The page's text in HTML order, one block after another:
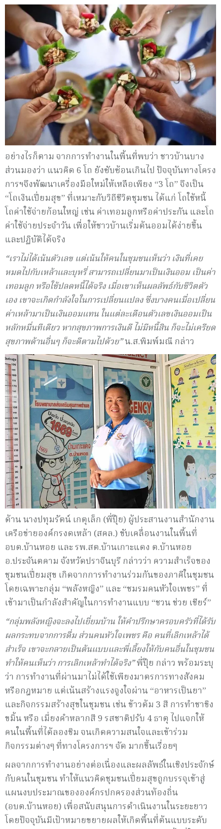
อย่างไรก็ตาม จากการทำงานในพื้นที่พบว่า ชาวบ้านบาง
ส่วนมองว่า แนวคิด 6 โถ ยังซับซ้อนเกินไป ปัจจุบันทางโครง
การฯจึงพัฒนาเครื่องมือใหม่ให้เหลือเพียง “3 โถ” จึงเป็น
“โถเงินเปี่ยมสุข” ที่เหมาะกับวิถีชีวิตชุมชน ได้แก่ โถใช้หนี้
โถค่าใช้จ่ายก้อนใหญ่ เช่น ค่าเทอมลูกหรือค่าประกัน และโถ
ค่าใช้จ่ายประจำวัน เพื่อให้ชาวบ้านเริ่มต้นออมได้ง่ายขึ้น
และปฏิบัติได้จริง
“เราไม่ได้เน้นตัวเลข แต่เน้นให้คนในชุมชนเห็นว่า เงินที่เคย
หมดไปกับเหล้าและบุหรี่ สามารถเปลี่ยนมาเป็นเงินออม เป็นค่า
เทอมลูก หรือใช้ปลดหนี้ได้จริง เมื่อเขาเห็นผลลัพธ์กับชีวิตตัว
เอง เขาจะเกิดกำลังใจในการเปลี่ยนแปลง ซึ่งบางคนเมื่อเปลี่ยน
ค่าเหล้ามาเป็นเงินออมแทน ในแต่ละเดือนตัวเลขเงินออมเป็น
หลักหมื่นทีเดียว หากสุขภาพการเงินดี ไม่มีหนี้สิน ก็จะไม่เครียด
สุขภาพด้านอื่นๆ ก็จะดีตามไปด้วย”น.ส.พิมพ์มณี กล่าว
ด้าน นางปทุมรัตน์ เกตุเล็ก (พี่ปุ๊ย) ผู้ประสานงานสำนักงาน
เครือข่ายองค์กรงดเหล้า (สคล.) ขับเคลื่อนงานในพื้นที่
อบต.บ้านหอย และ รพ.สต.บ้านเกาะแดง ต.บ้านหอย
อ.ประจันตคาม จังหวัดปราจีนบุรี กล่าวว่า ความสำเร็จของ
ชุมชนเปี่ยมสุข เกิดจากการทำงานร่วมกันของภาคีในชุมชน
โดยเฉพาะกลุ่ม “พลังหญิง” และ “ชมรมคนหัวใจเพชร” ที่
เข้ามาเป็นกำลังสำคัญในการทำงานแบบ “ชวน ช่วย เชียร์”
“กลุ่มพลังหญิงจะลงไปเยี่ยมบ้าน ให้คำปรึกษาครอบครัวที่ได้รับ
ผลกระทบจากการดื่ม ส่วนคนหัวใจเพชร คือ คนที่เลิกเหล้าได้
สำเร็จ เขาจะกลายเป็นต้นแบบและพี่เลี้ยงให้กับคนอื่นในชุมชน
ทำให้คนเห็นว่า การเลิกเหล้าทำได้จริง”พี่ปุ๊ย กล่าว พร้อมระบุ
ว่า การทำงานที่ผ่านมาไม่ได้ใช้เพียงมาตรการทางสังคม
หรือกฎหมาย แต่เน้นสร้างแรงจูงใจผ่าน “อาหารเป็นยา”
และกิจกรรมสร้างสุขในชุมชน เช่น ข้าวต้ม 3 สี การทำชาขิง
ขมิ้น หรือ เมี่ยงคำหลากสี 9 รสชาติปรับ 4 ธาตุ ไปแจกให้
คนในพื้นที่ได้ลองชิม จนเกิดความสนใจและเข้าร่วม
กิจกรรมต่างๆ ที่ทางโครงการฯ จัด มากขึ้นเรื่อยๆ
ผลจากการทำงานอย่างต่อเนื่องและผลลัพธ์ในเชิงประจักษ์
กับคนในชุมชน ทำให้แนวคิดชุมชนเปี่ยมสุขถูกบรรจุเข้าสู่
แผนงบประมาณขององค์กรปกครองส่วนท้องถิ่น
(อบต.บ้านหอย) เพื่อสนับสนุนการดำเนินงานในระยะยาว
โดยปัจจุบันมีเป้าหมายขยายผลให้เกิดพื้นที่ต้นแบบระดับ